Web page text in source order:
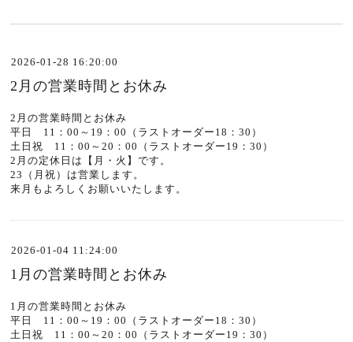
2026-01-28 16:20:00
2月の営業時間とお休み
2月の営業時間とお休み
平日 11：00～19：00（ラストオーダー18：30）
土日祝 11：00～20：00（ラストオーダー19：30）
2月の定休日は【月・火】です。
23（月祝）は営業します。
来月もよろしくお願いいたします。
2026-01-04 11:24:00
1月の営業時間とお休み
1月の営業時間とお休み
平日 11：00～19：00（ラストオーダー18：30）
土日祝 11：00～20：00（ラストオーダー19：30）